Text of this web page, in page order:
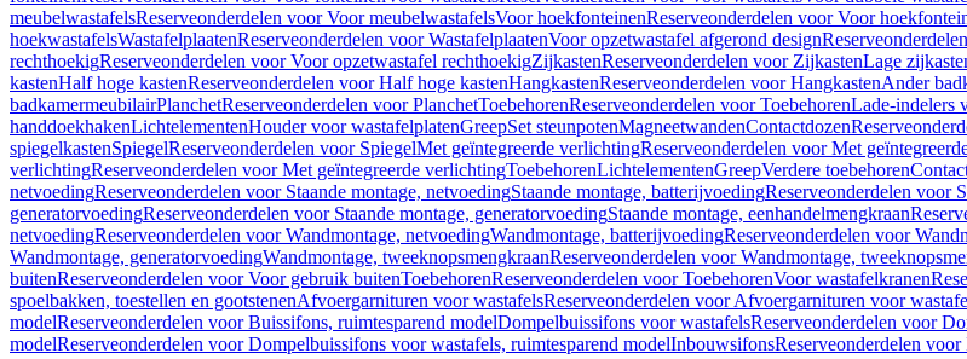
meubelwastafelsReserveonderdelen voor Voor meubelwastafelsVoor hoekfonteinenReserveonderdelen voor Voor
hoekwastafelsWastafelplaatenReserveonderdelen voor WastafelplaatenVoor opzetwastafel afgerond design
rechthoekigReserveonderdelen voor Voor opzetwastafel rechthoekigZijkastenReserveonderdelen voor ZijkastenLage
kastenHalf hoge kastenReserveonderdelen voor Half hoge kastenHangkastenReserveonderdelen voor HangkastenAnder
badkamermeubilairPlanchetReserveonderdelen voor PlanchetToebehorenReserveonderdelen voor ToebehorenLade-indelers
handdoekhakenLichtelementenHouder voor wastafelplatenGreepSet steunpotenMagneetwandenContactdozen
spiegelkastenSpiegelReserveonderdelen voor SpiegelMet geïntegreerde verlichtingReserveonderdelen voor Met
verlichtingReserveonderdelen voor Met geïntegreerde verlichtingToebehorenLichtelementenGreepVerdere toebehoren
netvoedingReserveonderdelen voor Staande montage, netvoedingStaande montage, batterijvoedingReserveonderdelen voor
generatorvoedingReserveonderdelen voor Staande montage, generatorvoedingStaande montage, eenhandelmengkraan
netvoedingReserveonderdelen voor Wandmontage, netvoedingWandmontage, batterijvoedingReserveonderdelen voor
Wandmontage, generatorvoedingWandmontage, tweeknopsmengkraanReserveonderdelen voor Wandmontage,
buitenReserveonderdelen voor Voor gebruik buitenToebehorenReserveonderdelen voor ToebehorenVoor wastafelkranen
spoelbakken, toestellen en gootstenenAfvoergarnituren voor wastafelsReserveonderdelen voor Afvoergarnituren voor
modelReserveonderdelen voor Buissifons, ruimtesparend modelDompelbuissifons voor wastafelsReserveonderdelen voor
modelReserveonderdelen voor Dompelbuissifons voor wastafels, ruimtesparend modelInbouwsifonsReserveonderdelen